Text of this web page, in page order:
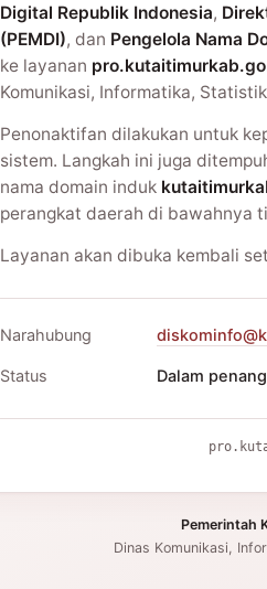
Digital Republik Indonesia,
(PEMDI), dan Pengelola Nama
ke layanan
Komunikasi, Informatika,
Penonaktifan dilakukan untuk
sistem. Langkah ini juga
nama domain induk
perangkat daerah di bawahnya
Layanan akan dibuka kembali
Narahubung
Status Dalam
Pemerintah
Dinas Komunikasi,